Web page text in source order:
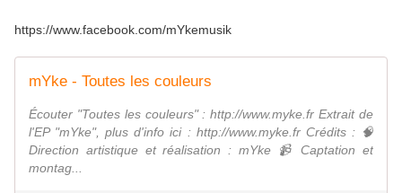
https://www.facebook.com/mYkemusik
mYke - Toutes les couleurs
Écouter "Toutes les couleurs" : http://www.myke.fr Extrait de
l'EP "mYke", plus d'info ici : http://www.myke.fr Crédits : 🧠
Direction artistique et réalisation : mYke 📹 Captation et
montag...